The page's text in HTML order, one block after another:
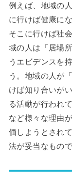
例えば、地域の
に行けば健康に
そこに行けば社
域の人は「居場
うエビデンスを
う。地域の人が
けば知り合いが
る活動が行われ
など様々な理由
価しようとされ
法が妥当なもの